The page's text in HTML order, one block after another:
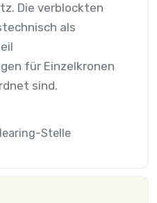
Die verblockten
als
für Einzelkronen
sind.
Stelle